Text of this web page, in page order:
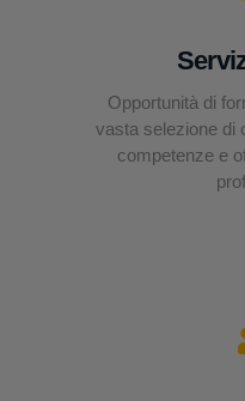
Opportunità di
vasta selezione di
competenze e